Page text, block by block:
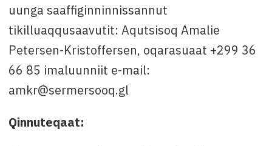
uunga saaffiginninnissannut
tikilluaqqusaavutit: Aqutsisoq Amalie
Petersen-Kristoffersen, oqarasuaat +299 36
66 85 imaluunniit e-mail:
amkr@sermersooq.gl
Qinnuteqaat: